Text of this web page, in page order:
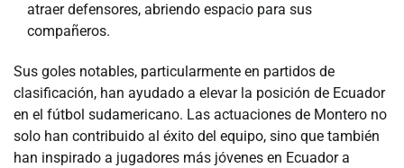
atraer defensores, abriendo espacio para sus
compañeros.
Sus goles notables, particularmente en partidos de
clasificación, han ayudado a elevar la posición de Ecuador
en el fútbol sudamericano. Las actuaciones de Montero no
solo han contribuido al éxito del equipo, sino que también
han inspirado a jugadores más jóvenes en Ecuador a